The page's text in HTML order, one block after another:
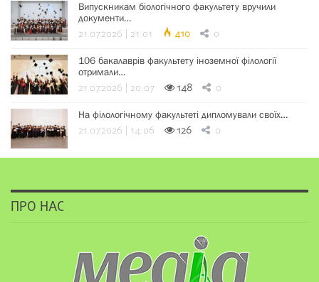
Випускникам біологічного факультету вручили
документи…
21.07.2026 | 21:01 410 0
106 бакалаврів факультету іноземної філології
отримали…
21.07.2026 | 20:07 148 0
На філологічному факультеті дипломували своїх…
21.07.2026 | 14:06 126 0
ПРО НАС